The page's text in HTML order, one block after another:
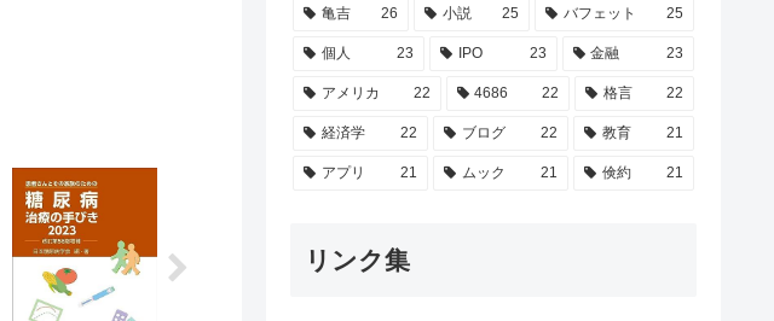
亀吉 26 小説 25 バフェット 25
個人 23 IPO 23 金融 23
アメリカ 22 4686 22 格言 22
経済学 22 ブログ 22 教育 21
アプリ 21 ムック 21 倹約 21
リンク集